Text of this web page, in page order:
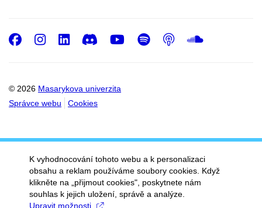
© 2026 Masarykova univerzita
Správce webu
Cookies
Facebook
Instagram
LinkedIn
DiscordYoutube
Spotify
Podcast
K vyhodnocování tohoto webu a k personalizaci
obsahu a reklam používáme soubory cookies. Když
klikněte na „přijmout cookies", poskytnete nám
souhlas k jejich uložení, správě a analýze.
Upravit možnosti